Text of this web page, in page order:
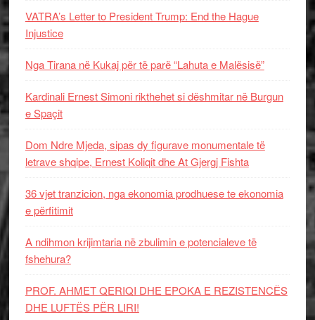
VATRA’s Letter to President Trump: End the Hague
Injustice
Nga Tirana në Kukaj për të parë “Lahuta e Malësisë”
Kardinali Ernest Simoni rikthehet si dëshmitar në Burgun
e Spaçit
Dom Ndre Mjeda, sipas dy figurave monumentale të
letrave shqipe, Ernest Koliqit dhe At Gjergj Fishta
36 vjet tranzicion, nga ekonomia prodhuese te ekonomia
e përfitimit
A ndihmon krijimtaria në zbulimin e potencialeve të
fshehura?
PROF. AHMET QERIQI DHE EPOKA E REZISTENCЁS
DHE LUFTЁS PЁR LIRI!